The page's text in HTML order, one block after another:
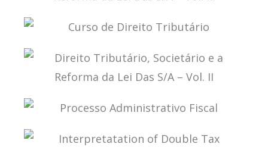
DIREITO TRIBUTÁRIO, SOCIETÁRIO E A REFORMA
DA LEI DAS S/A – VOL. III
CURSO DE DIREITO TRIBUTÁRIO
DIREITO TRIBUTÁRIO, SOCIETÁRIO E A REFORMA
DA LEI DAS S/A – VOL. II
PROCESSO ADMINISTRATIVO FISCAL